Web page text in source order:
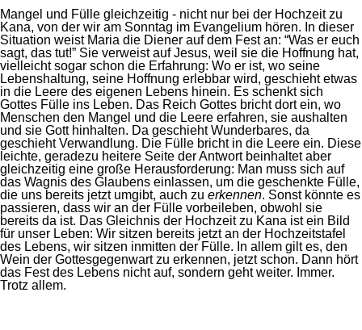
Mangel und Fülle gleichzeitig - nicht nur bei der Hochzeit zu
Kana, von der wir am Sonntag im Evangelium hören. In dieser
Situation weist Maria die Diener auf dem Fest an: “Was er euch
sagt, das tut!” Sie verweist auf Jesus, weil sie die Hoffnung hat,
vielleicht sogar schon die Erfahrung: Wo er ist, wo seine
Lebenshaltung, seine Hoffnung erlebbar wird, geschieht etwas
in die Leere des eigenen Lebens hinein. Es schenkt sich
Gottes Fülle ins Leben. Das Reich Gottes bricht dort ein, wo
Menschen den Mangel und die Leere erfahren, sie aushalten
und sie Gott hinhalten. Da geschieht Wunderbares, da
geschieht Verwandlung. Die Fülle bricht in die Leere ein. Diese
leichte, geradezu heitere Seite der Antwort beinhaltet aber
gleichzeitig eine große Herausforderung: Man muss sich auf
das Wagnis des Glaubens einlassen, um die geschenkte Fülle,
die uns bereits jetzt umgibt, auch zu erkennen. Sonst könnte es
passieren, dass wir an der Fülle vorbeileben, obwohl sie
bereits da ist. Das Gleichnis der Hochzeit zu Kana ist ein Bild
für unser Leben: Wir sitzen bereits jetzt an der Hochzeitstafel
des Lebens, wir sitzen inmitten der Fülle. In allem gilt es, den
Wein der Gottesgegenwart zu erkennen, jetzt schon. Dann hört
das Fest des Lebens nicht auf, sondern geht weiter. Immer.
Trotz allem.